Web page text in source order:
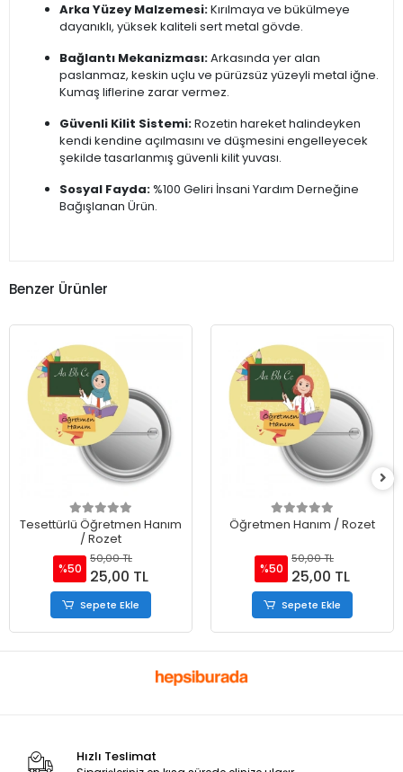
Arka Yüzey Malzemesi:Kırılmaya ve bükülmeye
dayanıklı, yüksek kaliteli sert metal gövde.
Bağlantı Mekanizması:Arkasında yer alan
paslanmaz, keskin uçlu ve pürüzsüz yüzeyli metal iğne.
Kumaş liflerine zarar vermez.
Güvenli Kilit Sistemi:Rozetin hareket halindeyken
kendi kendine açılmasını ve düşmesini engelleyecek
şekilde tasarlanmış güvenli kilit yuvası.
Sosyal Fayda: %100 Geliri İnsani Yardım Derneğine
Bağışlanan Ürün.
Benzer Ürünler
Tesettürlü Öğretmen Hanım
/ Rozet
%50
50,00 TL
25,00 TL
Sepete Ekle
Öğretmen Hanım / Rozet
%50
50,00 TL
25,00 TL
Sepete Ekle
Hızlı Teslimat